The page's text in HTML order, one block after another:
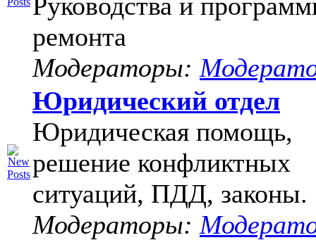
ремонта
Модераторы:
Юридический отдел
Юридическая помощь,
решение конфликтных
ситуаций, ПДД, законы.
Модераторы: